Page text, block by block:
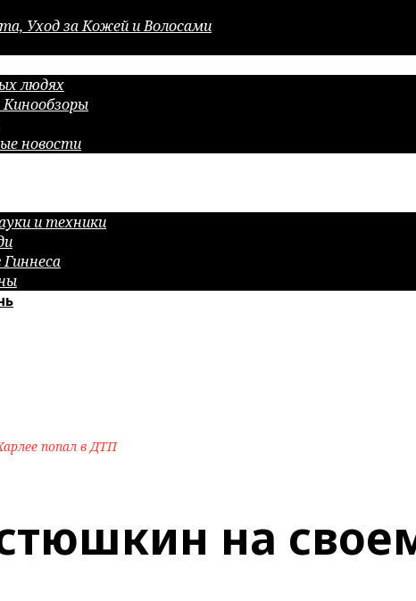
Уход за Кожей и Волосами
людях
новости
и техники
Гиннеса
попал в ДТП
на